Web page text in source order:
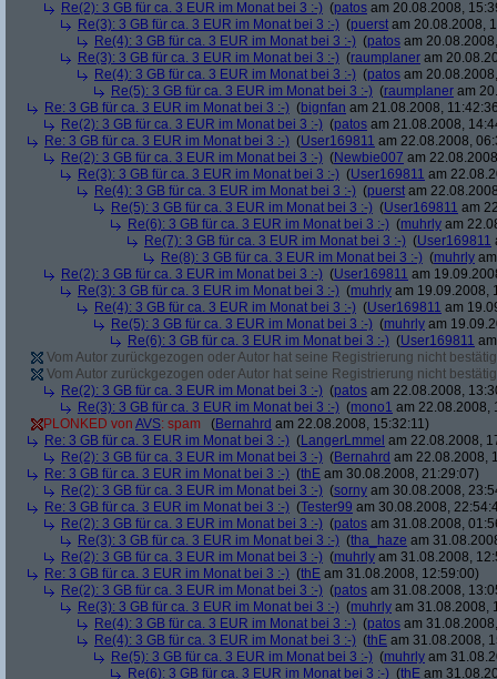
Re(2): 3 GB für ca. 3 EUR im Monat bei 3 :-) (patos am 20.08.2008,
Re(3): 3 GB für ca. 3 EUR im Monat bei 3 :-) (puerst am 20.08.2008,
Re(4): 3 GB für ca. 3 EUR im Monat bei 3 :-) (patos am
Re(3): 3 GB für ca. 3 EUR im Monat bei 3 :-) (raumplaner am
Re(4): 3 GB für ca. 3 EUR im Monat bei 3 :-) (patos am
Re(5): 3 GB für ca. 3 EUR im Monat bei 3 :-) (raumplaner am
Re: 3 GB für ca. 3 EUR im Monat bei 3 :-) (bignfan am 21.08.2008,
Re(2): 3 GB für ca. 3 EUR im Monat bei 3 :-) (patos am 21.08.2008,
Re: 3 GB für ca. 3 EUR im Monat bei 3 :-) (User169811 am 22.08.2008,
Re(2): 3 GB für ca. 3 EUR im Monat bei 3 :-) (Newbie007 am
Re(3): 3 GB für ca. 3 EUR im Monat bei 3 :-) (User169811 am
Re(4): 3 GB für ca. 3 EUR im Monat bei 3 :-) (puerst am
Re(5): 3 GB für ca. 3 EUR im Monat bei 3 :-) (User169811 am
Re(6): 3 GB für ca. 3 EUR im Monat bei 3 :-) (muhrly am
Re(7): 3 GB für ca. 3 EUR im Monat bei 3 :-) (User169811
Re(8): 3 GB für ca. 3 EUR im Monat bei 3 :-) (muhrly
Re(2): 3 GB für ca. 3 EUR im Monat bei 3 :-) (User169811 am
Re(3): 3 GB für ca. 3 EUR im Monat bei 3 :-) (muhrly am 19.09.2008,
Re(4): 3 GB für ca. 3 EUR im Monat bei 3 :-) (User169811 am
Re(5): 3 GB für ca. 3 EUR im Monat bei 3 :-) (muhrly am
Re(6): 3 GB für ca. 3 EUR im Monat bei 3 :-) (User169811
Vom Autor zurückgezogen oder Autor hat seine Registrierung nicht
Vom Autor zurückgezogen oder Autor hat seine Registrierung nicht
Re(2): 3 GB für ca. 3 EUR im Monat bei 3 :-) (patos am 22.08.2008,
Re(3): 3 GB für ca. 3 EUR im Monat bei 3 :-) (mono1 am 22.08.2008,
PLONKED von AVS: spam (Bernahrd am 22.08.2008, 15:32:11)
Re: 3 GB für ca. 3 EUR im Monat bei 3 :-) (LangerLmmel am 22.08.2008,
Re(2): 3 GB für ca. 3 EUR im Monat bei 3 :-) (Bernahrd am 22.08.2008,
Re: 3 GB für ca. 3 EUR im Monat bei 3 :-) (thE am 30.08.2008, 21:29:07)
Re(2): 3 GB für ca. 3 EUR im Monat bei 3 :-) (sorny am 30.08.2008,
Re: 3 GB für ca. 3 EUR im Monat bei 3 :-) (Tester99 am 30.08.2008,
Re(2): 3 GB für ca. 3 EUR im Monat bei 3 :-) (patos am 31.08.2008,
Re(3): 3 GB für ca. 3 EUR im Monat bei 3 :-) (tha_haze am
Re(2): 3 GB für ca. 3 EUR im Monat bei 3 :-) (muhrly am 31.08.2008,
Re: 3 GB für ca. 3 EUR im Monat bei 3 :-) (thE am 31.08.2008, 12:59:00)
Re(2): 3 GB für ca. 3 EUR im Monat bei 3 :-) (patos am 31.08.2008,
Re(3): 3 GB für ca. 3 EUR im Monat bei 3 :-) (muhrly am 31.08.2008,
Re(4): 3 GB für ca. 3 EUR im Monat bei 3 :-) (patos am
Re(4): 3 GB für ca. 3 EUR im Monat bei 3 :-) (thE am 31.08.2008,
Re(5): 3 GB für ca. 3 EUR im Monat bei 3 :-) (muhrly am
Re(6): 3 GB für ca. 3 EUR im Monat bei 3 :-) (thE am